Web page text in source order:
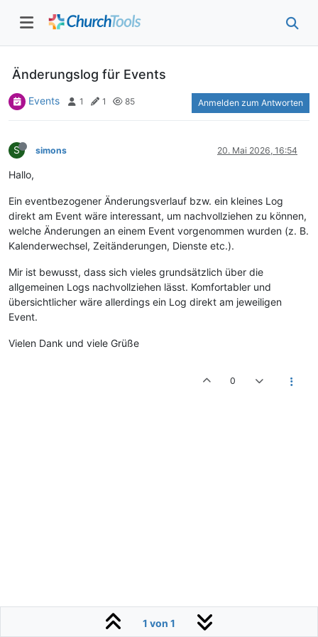
Änderungslog für Events
Events 1 1 85 Anmelden zum Antworten
S simons 20. Mai 2026, 16:54
Hallo,
Ein eventbezogener Änderungsverlauf bzw. ein kleines Log
direkt am Event wäre interessant, um nachvollziehen zu können,
welche Änderungen an einem Event vorgenommen wurden (z. B.
Kalenderwechsel, Zeitänderungen, Dienste etc.).
Mir ist bewusst, dass sich vieles grundsätzlich über die
allgemeinen Logs nachvollziehen lässt. Komfortabler und
übersichtlicher wäre allerdings ein Log direkt am jeweiligen
Event.
Vielen Dank und viele Grüße
0
1 von 1